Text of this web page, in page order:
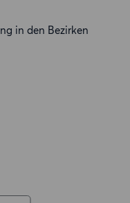
in den Bezirken